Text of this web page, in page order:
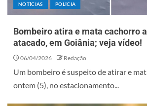
NOTÍCIAS POLÍCIA
Bombeiro atira e mata cachorro
atacado, em Goiânia; veja vídeo!
06/04/2026 Redação
Um bombeiro é suspeito de atirar e
ontem (5), no estacionamento...